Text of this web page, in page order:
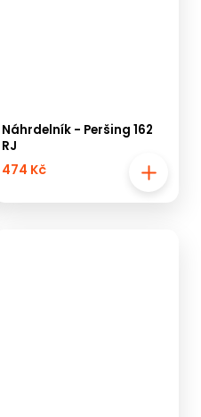
Náhrdelník - Peršing 162
RJ
474 Kč